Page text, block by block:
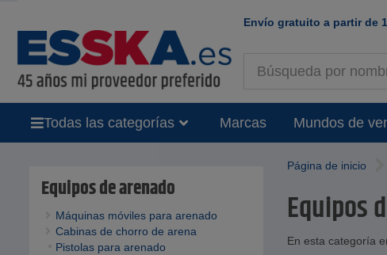
Envío gratuito a partir de
Todas las categorías Marcas Mundos de
Equipos de arenado
Máquinas móviles para arenado
Cabinas de chorro de arena
Pistolas para arenado
Página de inicio
Equipos
En esta categoría